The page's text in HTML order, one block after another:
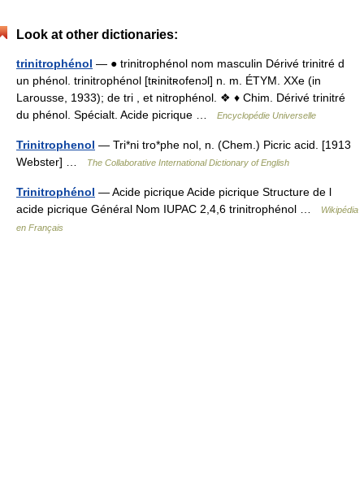
Look at other dictionaries:
trinitrophénol — ● trinitrophénol nom masculin Dérivé trinitré d
un phénol. trinitrophénol [tʀinitʀofenɔl] n. m. ÉTYM. XXe (in
Larousse, 1933); de tri , et nitrophénol. ❖ ♦ Chim. Dérivé trinitré
du phénol. Spécialt. Acide picrique …
Encyclopédie Universelle
Trinitrophenol — Tri*ni tro*phe nol, n. (Chem.) Picric acid. [1913
Webster] …
The Collaborative International Dictionary of English
Trinitrophénol — Acide picrique Acide picrique Structure de l
acide picrique Général Nom IUPAC 2,4,6 trinitrophénol …
Wikipédia
en Français